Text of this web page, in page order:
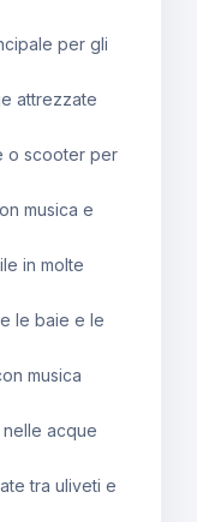
per gli
attrezzate
o scooter per
musica e
in molte
le baie e le
musica
acque
tra uliveti e